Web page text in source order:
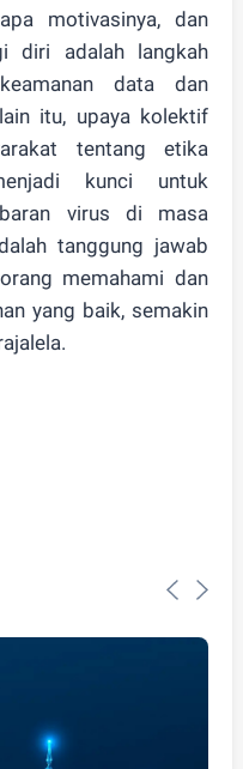
motivasinya, dan
diri adalah langkah
data dan
itu, upaya kolektif
tentang etika
kunci untuk
virus di masa
tanggung jawab
memahami dan
yang baik, semakin